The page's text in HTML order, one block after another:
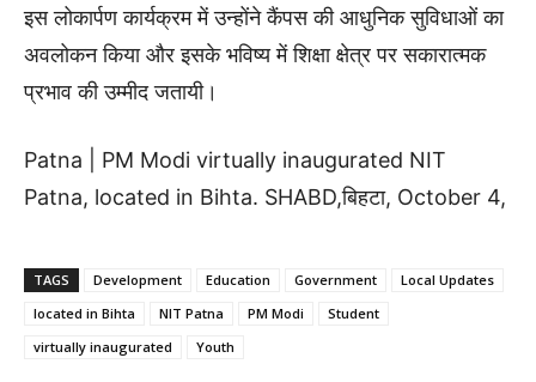
इस लोकार्पण कार्यक्रम में उन्होंने कैंपस की आधुनिक सुविधाओं का
अवलोकन किया और इसके भविष्य में शिक्षा क्षेत्र पर सकारात्मक
प्रभाव की उम्मीद जतायी। ‌
Patna | PM Modi virtually inaugurated NIT
Patna, located in Bihta. SHABD,बिहटा, October 4,
TAGS Development Education Government
Local Updates
located in Bihta
NIT Patna PM Modi
Student
virtually inaugurated
Youth